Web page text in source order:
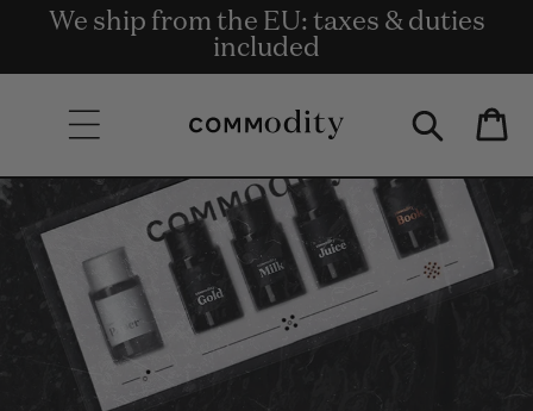
Skip to content
Gratis Bezorging bij bestellingen van €
135 en meer.
We ship from the EU: taxes & duties
included
Get rewards for shopping with
Commodity.Circle
Bag